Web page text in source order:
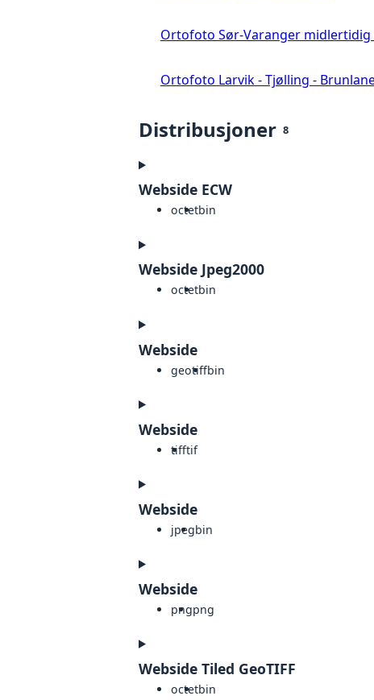
Ortofoto Sør-Varanger
Ortofoto Larvik - Tjølling -
Distribusjoner 8
Webside ECW
octetbin
Webside Jpeg2000
octetbin
Webside
geotiffbin
Webside
tifftif
Webside
jpegbin
Webside
pngpng
Webside Tiled GeoTIFF
octetbin